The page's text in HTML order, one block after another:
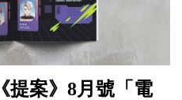
提案》8月號「電